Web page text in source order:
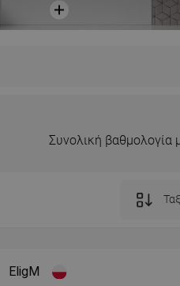
Συνολική βαθμολογία
EligM